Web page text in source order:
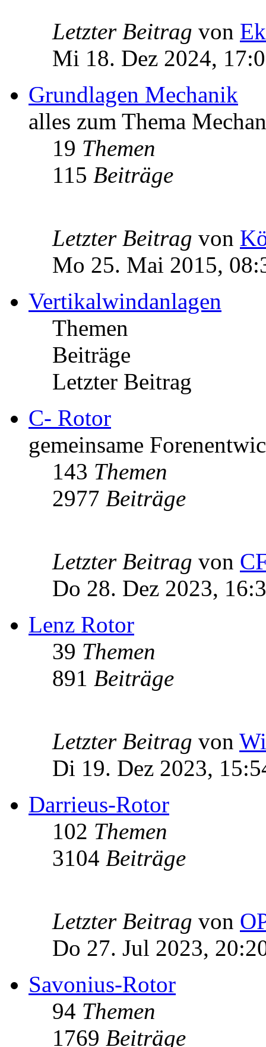
Letzter Beitrag von
Mi 18. Dez 2024,
Grundlagen Mechanik
alles zum Thema
19 Themen
115 Beiträge
Letzter Beitrag von
Mo 25. Mai 2015,
Vertikalwindanlagen
Themen
Beiträge
Letzter Beitrag
C- Rotor
gemeinsame
143 Themen
2977 Beiträge
Letzter Beitrag von
Do 28. Dez 2023,
Lenz Rotor
39 Themen
891 Beiträge
Letzter Beitrag von
Di 19. Dez 2023,
Darrieus-Rotor
102 Themen
3104 Beiträge
Letzter Beitrag von
Do 27. Jul 2023,
Savonius-Rotor
94 Themen
1769 Beiträge